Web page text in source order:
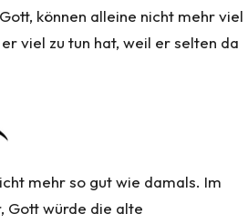
können alleine nicht mehr viel
viel zu tun hat, weil er selten da
mehr so gut wie damals. Im
Gott würde die alte